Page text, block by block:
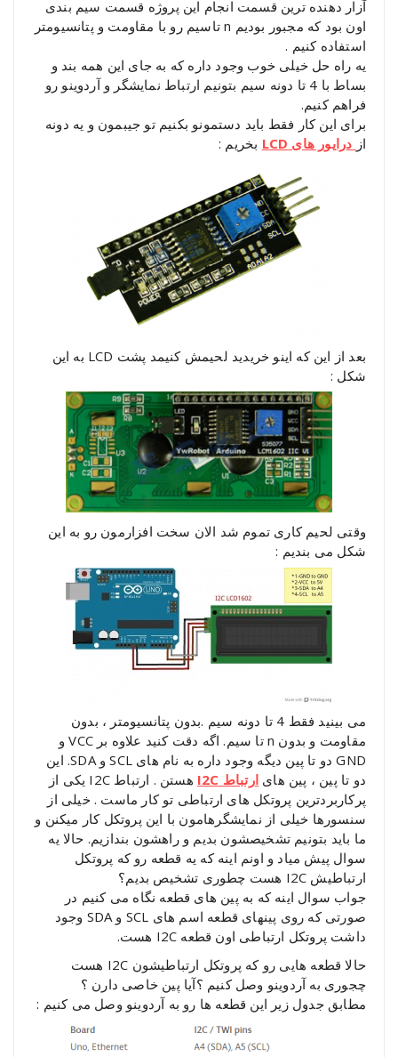
آزار دهنده ترین قسمت انجام این پروژه قسمت سیم بندی
اون بود که مجبور بودیم n تاسیم رو با مقاومت و پتانسیومتر
استفاده کنیم .
یه راه حل خیلی خوب وجود داره که به جای این همه بند و
بساط با 4 تا دونه سیم بتونیم ارتباط نمایشگر و آردوینو رو
فراهم کنیم.
برای این کار فقط باید دستمونو بکنیم تو جیبمون و یه دونه
از درایور های LCD بخریم :
بعد از این که اینو خریدید لحیمش کنیمد پشت LCD به این
شکل :
وقتی لحیم کاری تموم شد الان سخت افزارمون رو به این
شکل می بندیم :
می بینید فقط 4 تا دونه سیم .بدون پتانسیومتر ، بدون
مقاومت و بدون n تا سیم. اگه دقت کنید علاوه بر VCC و
GND دو تا پین دیگه وجود داره به نام های SCL و SDA. این
دو تا پین ، پین های ارتباط I2C
هستن . ارتباط I2C یکی از
پرکاربردترین پروتکل های ارتباطی تو کار ماست . خیلی از
سنسورها خیلی از نمایشگرهامون با این پروتکل کار میکنن و
ما باید بتونیم تشخیصشون بدیم و راهشون بندازیم. حالا یه
سوال پیش میاد و اونم اینه که یه قطعه رو که پروتکل
ارتباطیش I2C هست چطوری تشخیص بدیم؟
جواب سوال اینه که به پین های قطعه نگاه می کنیم در
صورتی که روی پینهای قطعه اسم های SCL و SDA وجود
داشت پروتکل ارتباطی اون قطعه I2C هست.
حالا قطعه هایی رو که پروتکل ارتباطیشون I2C هست
چجوری به آردوینو وصل کنیم ؟آیا پین خاصی دارن ؟
مطابق جدول زیر این قطعه ها رو به آردوینو وصل می کنیم :